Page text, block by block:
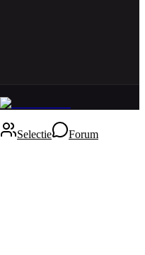
Selectie Forum